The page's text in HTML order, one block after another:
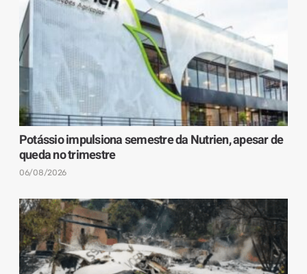
Potássio impulsiona semestre da Nutrien, apesar de
queda no trimestre
06/08/2026